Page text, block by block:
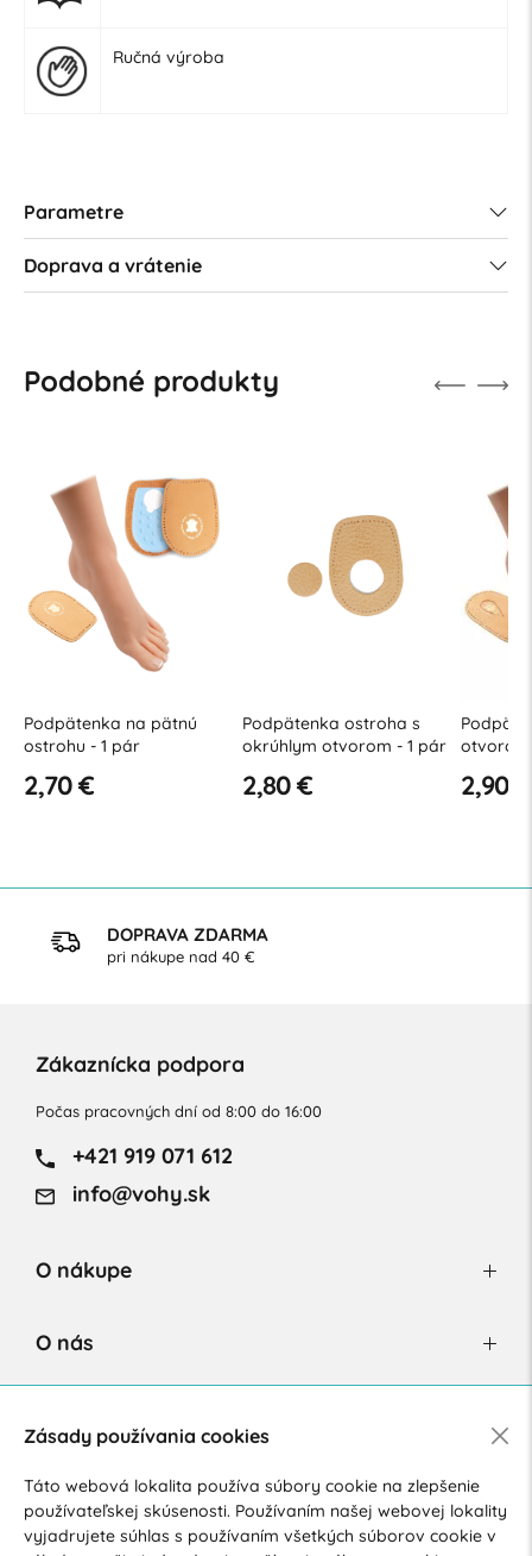
Ručná výroba
Parametre
Doprava a vrátenie
Podobné produkty
Podpätenka na pätnú
ostrohu - 1 pár
2,70 €
Podpätenka ostroha s
okrúhlym otvorom - 1 pár
2,80 €
otvorom
2,90 €
DOPRAVA ZDARMA
pri nákupe nad 40 €
Zákaznícka podpora
Počas pracovných dní od 8:00 do 16:00
+421 919 071 612
info@vohy.sk
O nákupe
O nás
Súhlasím so spracovaním osobných údajov pre marketingové
účely.Zásady ochrany osobných údajov.
Zásady používania cookies
Táto webová lokalita používa súbory cookie na zlepšenie
používateľskej skúsenosti. Používaním našej webovej lokality
vyjadrujete súhlas s používaním všetkých súborov cookie v